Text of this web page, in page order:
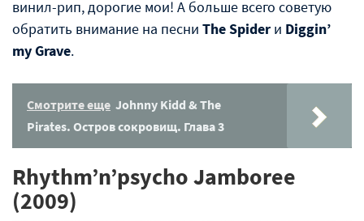
винил-рип, дорогие мои! А больше всего советую
обратить внимание на песни The Spider и Diggin’
my Grave.
Смотрите еще Johnny Kidd & The
Pirates. Остров сокровищ. Глава 3
Rhythm’n’psycho Jamboree
(2009)